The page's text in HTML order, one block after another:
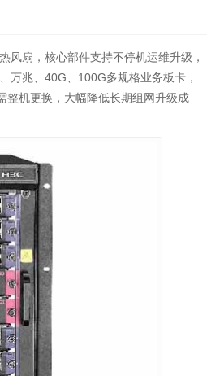
风扇，核心部件支持不停机运维升级，
万兆、40G、100G多规格业务板卡，
整机更换，大幅降低长期组网升级成